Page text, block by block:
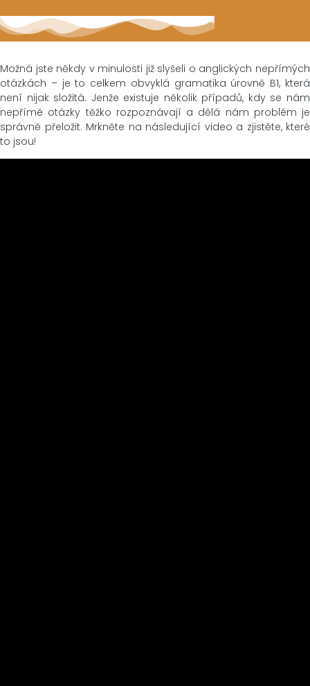
Možná jste někdy v minulosti již slyšeli o anglických nepřímých
otázkách – je to celkem obvyklá gramatika úrovně B1, která
není nijak složitá. Jenže existuje několik případů, kdy se nám
nepřímé otázky těžko rozpoznávají a dělá nám problém je
správně přeložit. Mrkněte na následující video a zjistěte, které
to jsou!